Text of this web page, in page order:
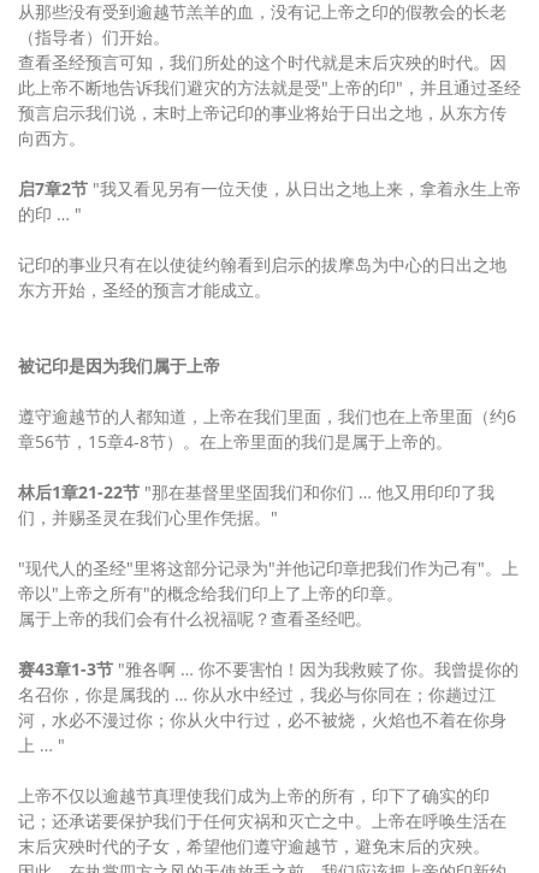
从那些没有受到逾越节羔羊的血，没有记上帝之印的假教会的长老
（指导者）们开始。
查看圣经预言可知，我们所处的这个时代就是末后灾殃的时代。因
此上帝不断地告诉我们避灾的方法就是受"上帝的印"，并且通过圣经
预言启示我们说，末时上帝记印的事业将始于日出之地，从东方传
向西方。
启7章2节 "我又看见另有一位天使，从日出之地上来，拿着永生上帝
的印 … "
记印的事业只有在以使徒约翰看到启示的拔摩岛为中心的日出之地
东方开始，圣经的预言才能成立。
被记印是因为我们属于上帝
遵守逾越节的人都知道，上帝在我们里面，我们也在上帝里面（约6
章56节，15章4-8节）。在上帝里面的我们是属于上帝的。
林后1章21-22节 "那在基督里坚固我们和你们 … 他又用印印了我
们，并赐圣灵在我们心里作凭据。"
"现代人的圣经"里将这部分记录为"并他记印章把我们作为己有"。上
帝以"上帝之所有"的概念给我们印上了上帝的印章。
属于上帝的我们会有什么祝福呢？查看圣经吧。
赛43章1-3节 "雅各啊 … 你不要害怕！因为我救赎了你。我曾提你的
名召你，你是属我的 … 你从水中经过，我必与你同在；你趟过江
河，水必不漫过你；你从火中行过，必不被烧，火焰也不着在你身
上 … "
上帝不仅以逾越节真理使我们成为上帝的所有，印下了确实的印
记；还承诺要保护我们于任何灾祸和灭亡之中。上帝在呼唤生活在
末后灾殃时代的子女，希望他们遵守逾越节，避免末后的灾殃。